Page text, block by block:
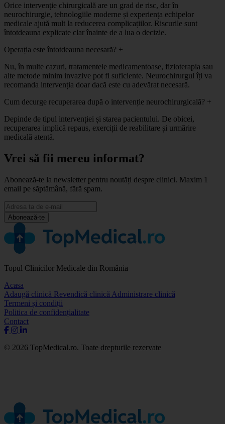
Orice intervenție chirurgicală are un grad de risc, dar în
neurochirurgie, tehnologiile moderne și experiența echipelor
medicale ajută mult la reducerea complicațiilor. Riscurile sunt
întotdeauna explicate clar înainte de a lua o decizie.
Operația este întotdeauna necesară? +
Nu, în multe cazuri, tratamentele medicamentoase, fizioterapia sau
alte metode minim invazive pot fi suficiente. Neurochirurgul îți va
recomanda intervenția doar dacă este cu adevărat necesară.
Cum decurge recuperarea după o intervenție neurochirurgicală? +
Depinde de tipul intervenției și starea pacientului. De obicei,
recuperarea implică repaus, exerciții de reabilitare și urmărire
medicală atentă.
Vrei să fii mereu informat?
Abonează-te la newsletter pentru noutăți despre clinici. Maxim 1
email pe săptămână, fără spam.
Abonează-te
Topul Clinicilor Medicale din România
Acasa
Adaugă clinică Revendică clinică Administrare clinică
Termeni și condiții
Politica de confidențialitate
Contact
© 2026 TopMedical.ro. Toate drepturile rezervate